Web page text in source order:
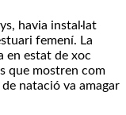
havia instal·lat
femení. La
en estat de xoc
que mostren com
natació va amagar